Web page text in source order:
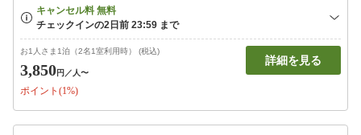
お1人さま1泊（2名1室利用時） (税込)
3,850円 ／人〜
ポイント(1%)
詳細を見る